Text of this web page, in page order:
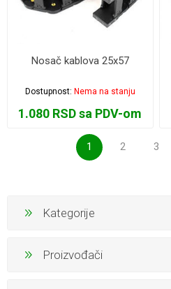
Nosač kablova 25x57
Dostupnost: Nema na stanju
1.080 RSD sa PDV-om
1 2 3
Kategorije
Proizvođači